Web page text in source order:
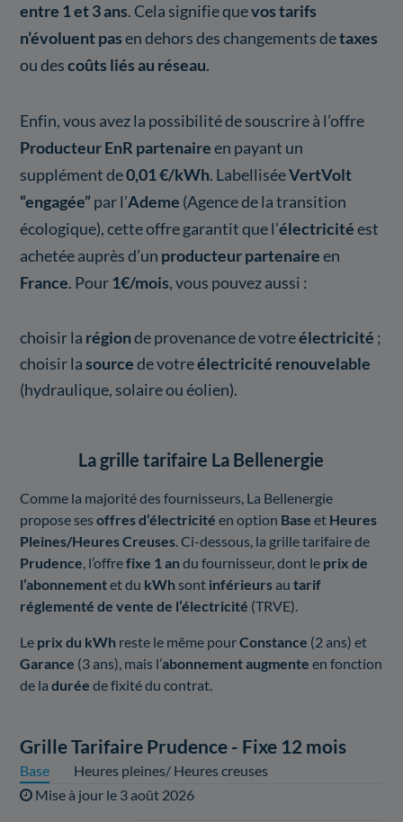
entre 1 et 3 ans. Cela signifie quevos tarifs
n’évoluent pasen dehors des changements detaxes
ou descoûts liés au réseau.
Enfin, vous avez la possibilité de souscrire à l’offre
Producteur EnR partenaireen payant un
supplément de0,01 €/kWh. LabelliséeVertVolt
“engagée”par l’Ademe (Agence de la transition
écologique), cette offre garantit que l’électricitéest
achetée auprès d’un producteur partenaireen
France. Pour1€/mois, vous pouvez aussi :
choisir la régionde provenance de votreélectricité ;
choisir lasourcede votreélectricité renouvelable
(hydraulique, solaire ou éolien).
La grille tarifaire La Bellenergie
Comme la majorité des fournisseurs, La Bellenergie
propose ses offres d’électricité en option Baseet Heures
Pleines/Heures Creuses. Ci-dessous, la grille tarifaire de
Prudence, l’offrefixe 1 andu fournisseur, dont le prix de
l’abonnementet du kWhsont inférieursautarif
réglementé de vente de l’électricité (TRVE).
Le prix du kWh reste le même pourConstance (2 ans) et
Garance (3 ans), mais l’abonnement augmenteen fonction
de laduréede fixité du contrat.
Grille Tarifaire Prudence - Fixe 12 mois
Base
Heures pleines/ Heures creuses
Mise à jour le 3 août 2026